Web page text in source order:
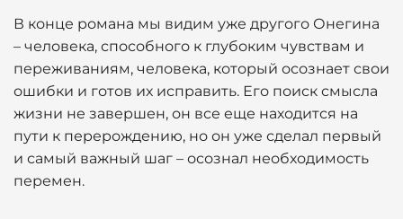
В конце романа мы видим уже другого Онегина
– человека, способного к глубоким чувствам и
переживаниям, человека, который осознает свои
ошибки и готов их исправить. Его поиск смысла
жизни не завершен, он все еще находится на
пути к перерождению, но он уже сделал первый
и самый важный шаг – осознал необходимость
перемен.